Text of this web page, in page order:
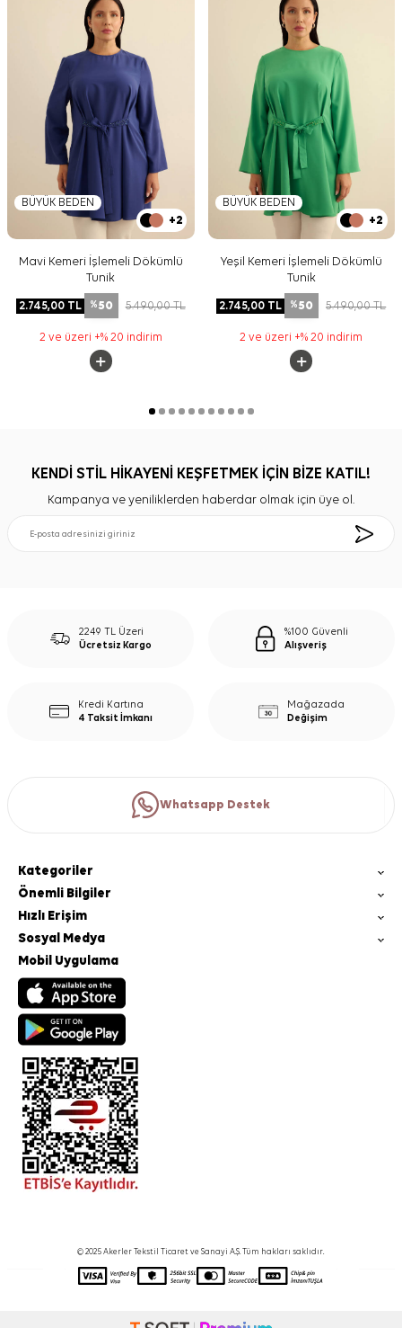
BÜYÜK BEDEN
+2
Mavi Kemeri İşlemeli Dökümlü
Tunik
2.745,00TL %50 5.490,00TL
2 ve üzeri +% 20 indirim
BÜYÜK BEDEN
+2
Yeşil Kemeri İşlemeli Dökümlü
Tunik
2.745,00 TL %50 5.490,00TL
2 ve üzeri +% 20 indirim
KENDİ STİL HİKAYENİ KEŞFETMEK İÇİN BİZE KATIL!
Kampanya ve yeniliklerden haberdar olmak için üye ol.
2249 TL Üzeri
Ücretsiz Kargo
%100 Güvenli
Alışveriş
Kredi Kartına
4 Taksit İmkanı
Mağazada
Değişim
Whatsapp Destek
Kategoriler
Önemli Bilgiler
Hızlı Erişim
Sosyal Medya
Mobil Uygulama
© 2025 Akerler Tekstil Ticaret ve Sanayi A.Ş. Tüm hakları saklıdır.